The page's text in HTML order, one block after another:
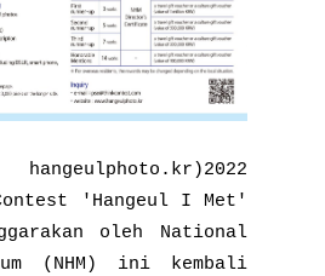
'Hangeul I Met'
oleh National
(NHM) ini kembali